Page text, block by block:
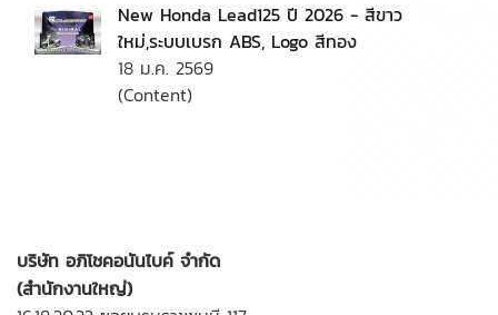
New Honda Lead125 ปี 2026 - สีขาว
ใหม่,ระบบเบรก ABS, Logo สีทอง
18 ม.ค. 2569
(Content)
บริษัท อภิโชคอนันไบค์ จำกัด
(สำนักงานใหญ่)